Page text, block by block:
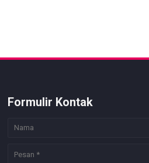
Formulir Kontak